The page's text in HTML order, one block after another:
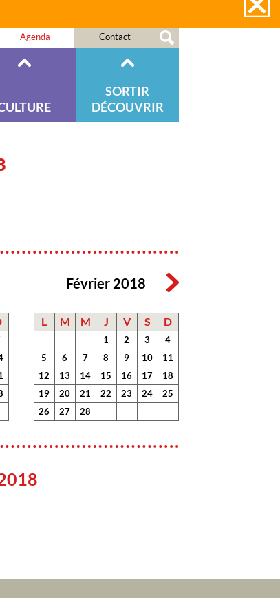
Agenda Contact
SORTIR
DÉCOUVRIR
Février 2018
L M M J V S D
1 2 3
4
5
6 7 8 9 10
11
12
13 14 15 16 17
18
19
20 21 22 23 24
25
26
27 28